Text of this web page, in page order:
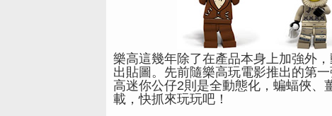
樂高這幾年除了在產品本身上加強外
出貼圖。先前隨樂高玩電影推出的第
高迷你公仔2則是全動態化，蝙蝠俠、
載，快抓來玩玩吧！